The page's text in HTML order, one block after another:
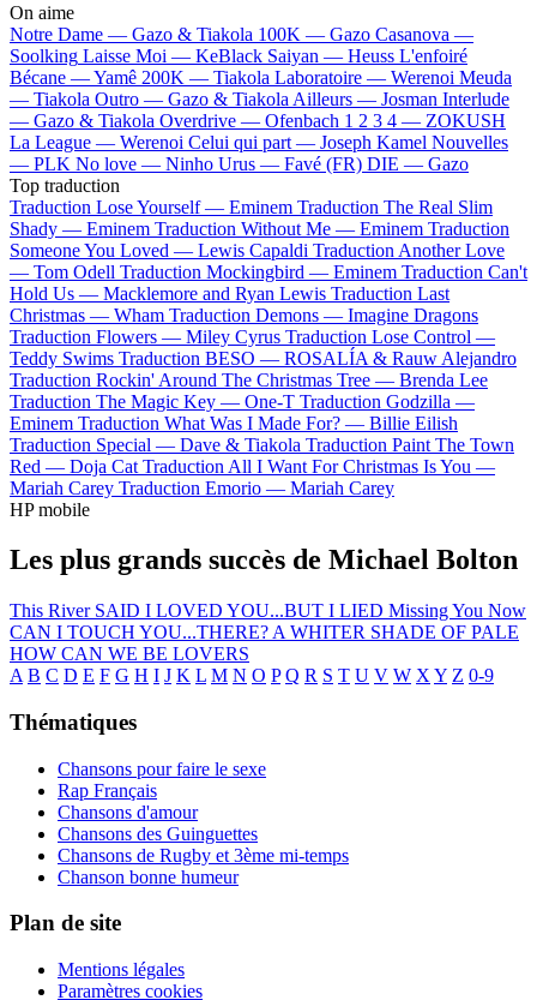
On aime
Notre Dame — Gazo & Tiakola 100K — Gazo Casanova —
Soolking Laisse Moi — KeBlack Saiyan — Heuss L'enfoiré
Bécane —Yamê 200K — Tiakola Laboratoire — Werenoi Meuda
— Tiakola Outro — Gazo & Tiakola Ailleurs — Josman Interlude
— Gazo & Tiakola Overdrive — Ofenbach 1 2 3 4 — ZOKUSH
La League — Werenoi Celui qui part — Joseph Kamel Nouvelles
— PLK No love — Ninho Urus — Favé (FR) DIE — Gazo
Top traduction
Traduction Lose Yourself — Eminem Traduction The Real Slim
Shady — Eminem Traduction Without Me — Eminem Traduction
Someone You Loved — Lewis Capaldi Traduction Another Love
— Tom Odell Traduction Mockingbird — Eminem Traduction Can't
Hold Us — Macklemore and Ryan Lewis Traduction Last
Christmas — Wham Traduction Demons — Imagine Dragons
Traduction Flowers — Miley Cyrus Traduction Lose Control —
Teddy Swims Traduction BESO — ROSALÍA & Rauw Alejandro
Traduction Rockin' Around The Christmas Tree — Brenda Lee
Traduction The Magic Key — One-T Traduction Godzilla —
Eminem Traduction What Was I Made For? — Billie Eilish
Traduction Special — Dave & Tiakola Traduction Paint The Town
Red — Doja Cat Traduction All I Want For Christmas Is You —
Mariah Carey Traduction Emorio — Mariah Carey
HP mobile
Les plus grands succès de Michael Bolton
This River SAID I LOVED YOU...BUT I LIED Missing You Now
CAN I TOUCH YOU...THERE? A WHITER SHADE OF PALE
HOW CAN WE BE LOVERS
A B C D E F G H I J K L M N O P Q R S T U V W X Y Z 0-9
Thématiques
Chansons pour faire le sexe
Rap Français
Chansons d'amour
Chansons des Guinguettes
Chansons de Rugby et 3ème mi-temps
Chanson bonne humeur
Plan de site
Mentions légales
Paramètres cookies